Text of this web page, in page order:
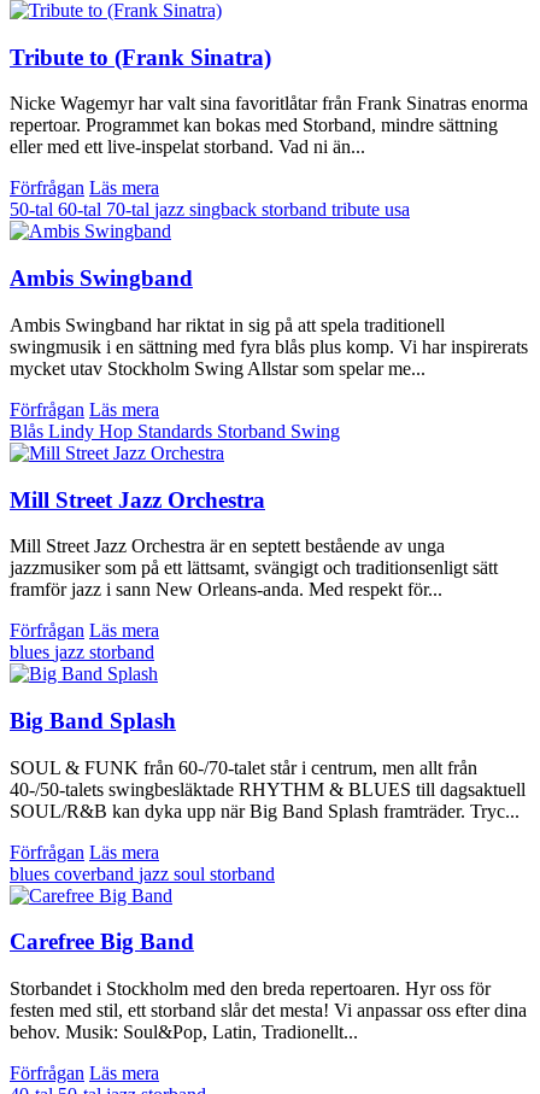
Tribute to (Frank Sinatra)
Nicke Wagemyr har valt sina favoritlåtar från Frank Sinatras enorma
repertoar. Programmet kan bokas med Storband, mindre sättning
eller med ett live-inspelat storband. Vad ni än...
Förfrågan Läs mera
50-tal 60-tal 70-tal jazz singback storband tribute usa
Ambis Swingband
Ambis Swingband har riktat in sig på att spela traditionell
swingmusik i en sättning med fyra blås plus komp. Vi har inspirerats
mycket utav Stockholm Swing Allstar som spelar me...
Förfrågan Läs mera
Blås Lindy Hop Standards Storband Swing
Mill Street Jazz Orchestra
Mill Street Jazz Orchestra är en septett bestående av unga
jazzmusiker som på ett lättsamt, svängigt och traditionsenligt sätt
framför jazz i sann New Orleans-anda. Med respekt för...
Förfrågan Läs mera
blues jazz storband
Big Band Splash
SOUL & FUNK från 60-/70-talet står i centrum, men allt från
40-/50-talets swingbesläktade RHYTHM & BLUES till dagsaktuell
SOUL/R&B kan dyka upp när Big Band Splash framträder. Tryc...
Förfrågan Läs mera
blues coverband jazz soul storband
Carefree Big Band
Storbandet i Stockholm med den breda repertoaren. Hyr oss för
festen med stil, ett storband slår det mesta! Vi anpassar oss efter dina
behov. Musik: Soul&Pop, Latin, Tradionellt...
Förfrågan Läs mera